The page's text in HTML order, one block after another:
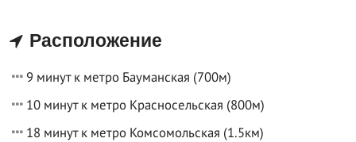
Расположение
9 минут к метро Бауманская (700м)
10 минут к метро Красносельская (800м)
18 минут к метро Комсомольская (1.5км)